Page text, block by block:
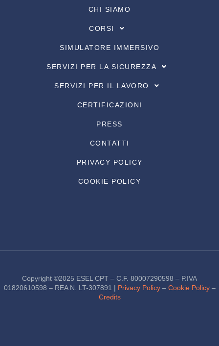
CHI SIAMO
CORSI
SIMULATORE IMMERSIVO
SERVIZI PER LA SICUREZZA
SERVIZI PER IL LAVORO
CERTIFICAZIONI
PRESS
CONTATTI
PRIVACY POLICY
COOKIE POLICY
Copyright ©2025 ESEL CPT – C.F. 80007290598 – P.IVA
01820610598 – REA N. LT-307891 | Privacy Policy– Cookie Policy–
Credits